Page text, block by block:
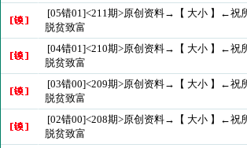
[05错01]<211期>原创资料→【 大小 】←祝
脱贫致富
[04错01]<210期>原创资料→【 大小 】←祝
脱贫致富
[03错00]<209期>原创资料→【 大小 】←祝
脱贫致富
[02错00]<208期>原创资料→【 大小 】←祝
脱贫致富